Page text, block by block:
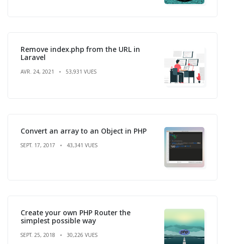
Remove index.php from the URL in
Laravel
AVR. 24, 2021 53,931 VUES
Convert an array to an Object in PHP
SEPT. 17, 2017 43,341 VUES
Create your own PHP Router the
simplest possible way
SEPT. 25, 2018 30,226 VUES